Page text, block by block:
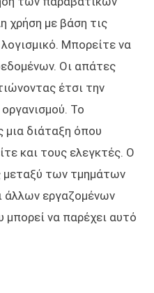
χρήση με βάση τις
Μπορείτε να
Οι απάτες
έτσι την
Το
μια διάταξη όπου
και τους ελεγκτές. Ο
μεταξύ των τμημάτων
άλλων εργαζομένων
μπορεί να παρέχει αυτό